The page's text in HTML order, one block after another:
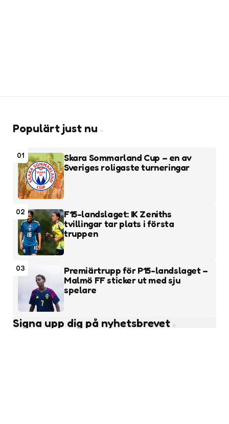
Populärt just nu
01
Skara Sommarland Cup – en av
Sveriges roligaste turneringar
02
F15-landslaget: IK Zeniths
tvillingar tar plats i första
truppen
03
Premiärtrupp för P15-landslaget –
Malmö FF sticker ut med sju
spelare
Signa upp dig på nyhetsbrevet